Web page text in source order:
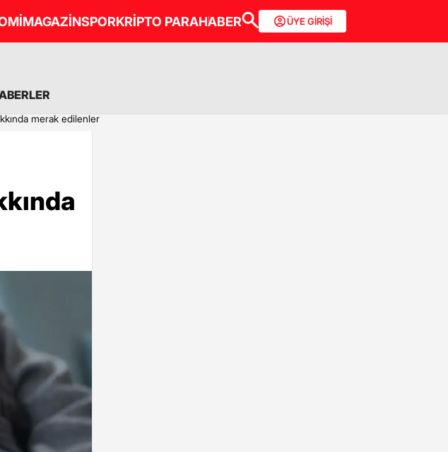
MAGAZİNSPORKRİPTO PARAHABER ÜYE GİRİŞİ
merak edilenler